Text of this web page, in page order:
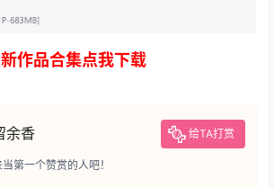
作品合集点我下载
余香 给TA打赏
第一个赞赏的人吧！